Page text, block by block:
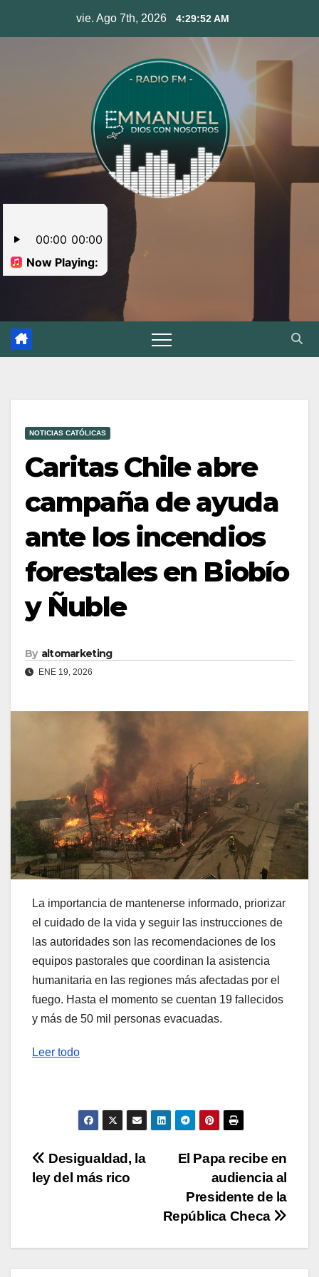
vie. Ago 7th, 2026 4:29:53 AM
NOTICIAS CATÓLICAS
Caritas Chile abre
campaña de ayuda
ante los incendios
forestales en Biobío
y Ñuble
By altomarketing
ENE 19, 2026
La importancia de mantenerse informado, priorizar
el cuidado de la vida y seguir las instrucciones de
las autoridades son las recomendaciones de los
equipos pastorales que coordinan la asistencia
humanitaria en las regiones más afectadas por el
fuego. Hasta el momento se cuentan 19 fallecidos
y más de 50 mil personas evacuadas.
Leer todo
Navegación
de
El Papa recibe en
audiencia al
Presidente de la
República Checa
Desigualdad, la
ley del más rico